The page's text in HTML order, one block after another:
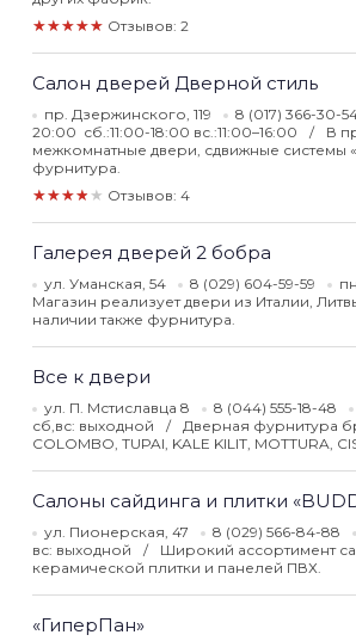
★★★★★ Отзывов: 2
Салон дверей Дверной стиль
пр. Дзержинского, 119 8 (017) 366-30-
20:00 сб.:11:00-18:00 вс.:11:00–16:00
В
межкомнатные двери, сдвижные системы
фурнитура.
★★★★★ Отзывов: 4
Галерея дверей 2 бобра
ул. Уманская, 54 8 (029) 604-59-59
Магазин реализует двери из Италии,
наличии также фурнитура.
Все к двери
ул. П. Мстиславца 8 8 (044) 555-18-48
сб,вс: выходной
Дверная фурнитура
COLOMBO, TUPAI, KALE KILIT, MOTTURA,
Салоны сайдинга и плитки
ул. Пионерская, 47 8 (029) 566-84-88
вс: выходной
Широкий ассортимент
керамической плитки и панелей ПВХ.
«ГиперПан»